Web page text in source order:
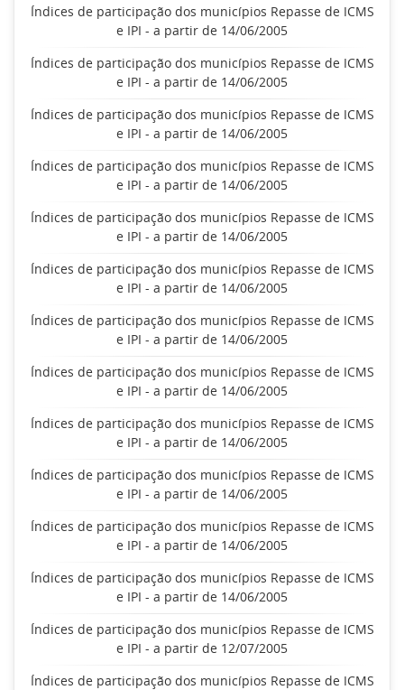
Índices de participação dos municípios Repasse de ICMS
e IPI - a partir de 14/06/2005
Índices de participação dos municípios Repasse de ICMS
e IPI - a partir de 14/06/2005
Índices de participação dos municípios Repasse de ICMS
e IPI - a partir de 14/06/2005
Índices de participação dos municípios Repasse de ICMS
e IPI - a partir de 14/06/2005
Índices de participação dos municípios Repasse de ICMS
e IPI - a partir de 14/06/2005
Índices de participação dos municípios Repasse de ICMS
e IPI - a partir de 14/06/2005
Índices de participação dos municípios Repasse de ICMS
e IPI - a partir de 14/06/2005
Índices de participação dos municípios Repasse de ICMS
e IPI - a partir de 14/06/2005
Índices de participação dos municípios Repasse de ICMS
e IPI - a partir de 14/06/2005
Índices de participação dos municípios Repasse de ICMS
e IPI - a partir de 14/06/2005
Índices de participação dos municípios Repasse de ICMS
e IPI - a partir de 14/06/2005
Índices de participação dos municípios Repasse de ICMS
e IPI - a partir de 14/06/2005
Índices de participação dos municípios Repasse de ICMS
e IPI - a partir de 12/07/2005
Índices de participação dos municípios Repasse de ICMS